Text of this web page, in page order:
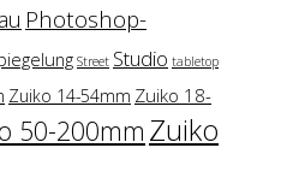
Photoshop-
Street Studio tabletop
Zuiko 14-54mm Zuiko 18-
50-200mm Zuiko